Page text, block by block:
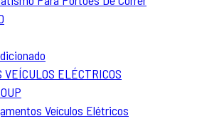
VEÍCULOS ELÉCTRICOS
Veículos Elétricos